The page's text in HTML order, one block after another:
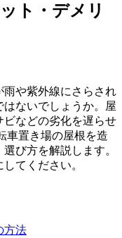
ト・デメリ
雨や紫外線にさらされ
ないでしょうか。屋
などの劣化を遅らせ
車置き場の屋根を造
び方を解説します。
てください。
方法